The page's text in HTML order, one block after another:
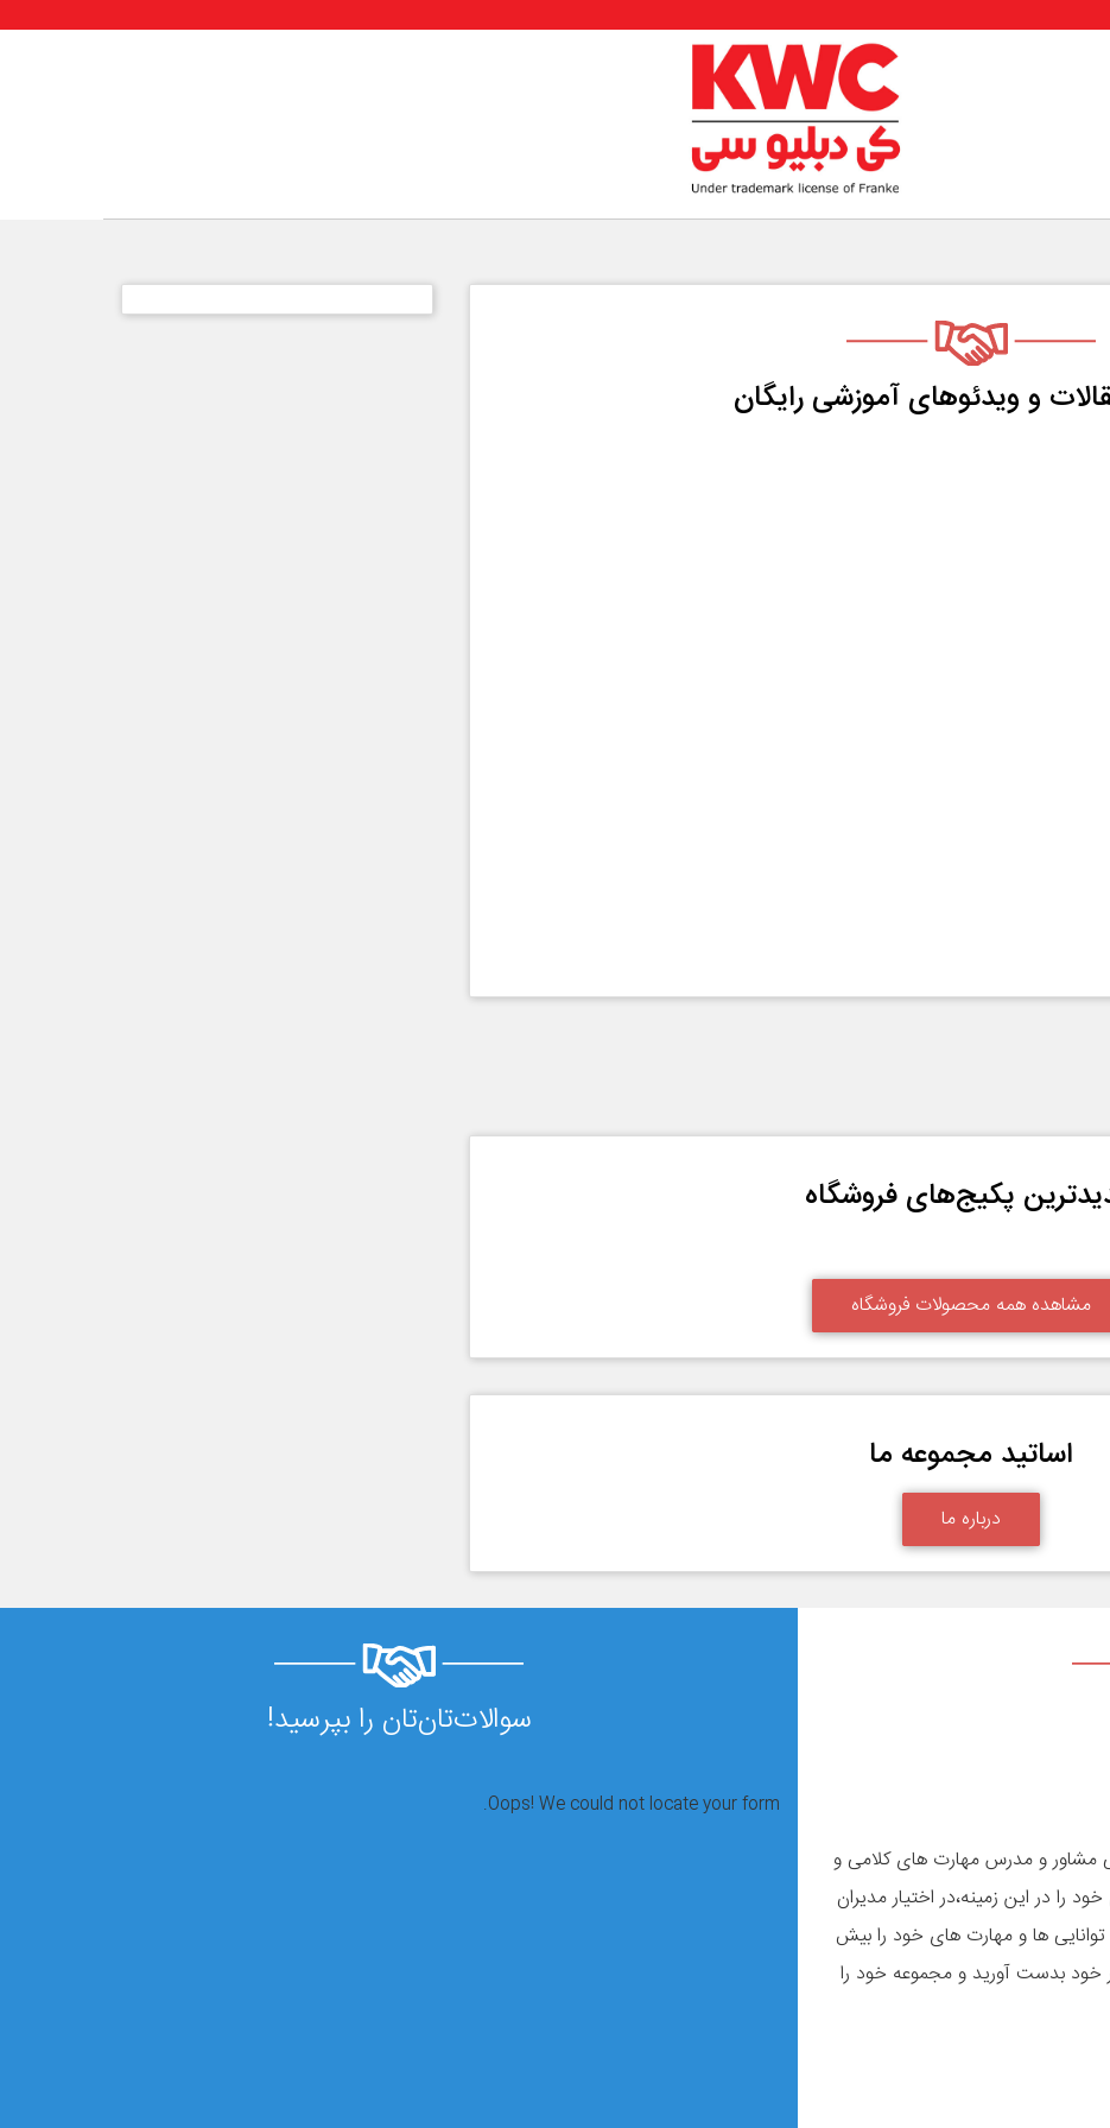
و ویدئو‌های آموزشی رایگان
پکیج‌های فروشگاه
مشاهده همه محصولات فروشگاه
اساتید مجموعه ما
درباره ما
مشاور و مدرس مهارت های کلامی و
را در این زمینه،در اختیار مديران
توانایی ها و مهارت های خود را بیش
خود بدست آورید و مجموعه خود را
سوالات‌تان‌تان را بپرسید!
Oops! We could not locate your form.